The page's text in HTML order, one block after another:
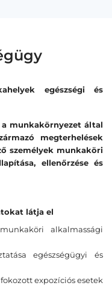
egészségi és
munkakörnyezet által
megterhelések
személyek munkaköri
ellenőrzése és
látja el
alkalmassági
egészségügyi és
expozíciós esetek